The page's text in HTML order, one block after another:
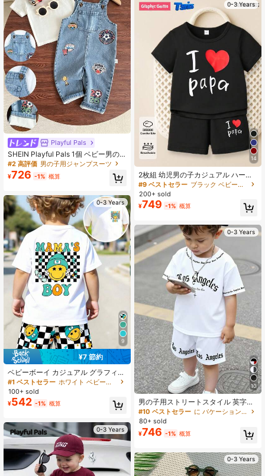
Playful Pals
SHEIN Playful Pals 1個 ベビー男の
子 ブルー かわいい ヴィンテージ恐
竜、車&文字プリント ビブパンツ、
秋の学校再開・休暇カジュアルオー
#2 高評価 男の子用ジャンプスーツ
¥726 -1% 概算
0-3 Years
9
¥7 節約
ベビーボーイ カジュアル グラフィッ
クプリントトップ&チェック柄ショー
ツセット 2枚組、夏のお出かけに適
しています
#1 ベストセラー
ホワイト ベビーボーイズTシャツコーデ
100+ sold
¥542 -1% 概算
0-3 Years
0-3 Years
14
2枚組 幼児男の子カジュアル ハート
&レタープリント 半袖Tシャツ ショ
ーツセット ブラック
#9 ベストセラー
ブラック ベビーボーイズTシャツコーデ
200+ sold
¥749 -1% 概算
0-3 Years
10
男の子用ストリートスタイル 英字プ
リントベスト+ショーツセット 2枚
組、夏のお出かけに適しています
#10 ベストセラー
に バケーション 男の子用ベビーセット
80+ sold
¥746 -1% 概算
0-3 Years